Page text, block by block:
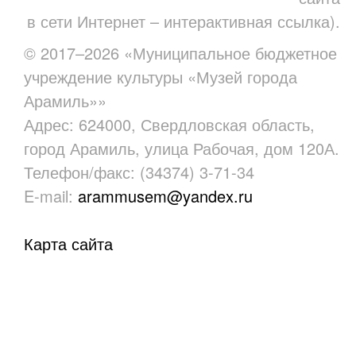
в сети Интернет – интерактивная ссылка).
© 2017–2026 «Муниципальное бюджетное
учреждение культуры «Музей города
Арамиль»»
Адрес: 624000, Свердловская область,
город Арамиль, улица Рабочая, дом 120А.
Телефон/факс: (34374) 3-71-34
E-mail: arammusem@yandex.ru
Карта сайта